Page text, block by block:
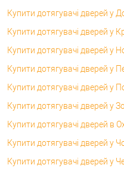
Купити дотягувачі дверей у
Купити дотягувачі дверей у
Купити дотягувачі дверей у
Купити дотягувачі дверей у
Купити дотягувачі дверей у
Купити дотягувачі дверей у
Купити дотягувачі дверей в
Купити дотягувачі дверей у
Купити дотягувачі дверей у